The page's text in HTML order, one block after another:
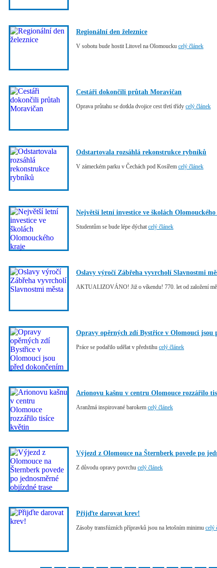
Regionální den železnice
V sobotu bude hostit Litovel na Olomoucku celý článek
Cestáři dokončili průtah Moravičan
Oprava průtahu se dotkla dvojice cest třetí třídy celý článek
Odstartovala rozsáhlá rekonstrukce rybníků
V zámeckém parku v Čechách pod Kosířem celý článek
Největší letní investice ve školách
Studentům se bude lépe dýchat celý článek
Oslavy výročí Zábřeha vyvrcholí Slavnostmi
AKTUALIZOVÁNO! Již o víkendu! 770. let od založení
Opravy opěrných zdí Bystřice v Olomouci jsou
Práce se podařilo udělat v předstihu celý článek
Arionovu kašnu v centru Olomouce rozzářilo
Aranžmá inspirované barokem celý článek
Výjezd z Olomouce na Šternberk povede po
Z důvodu opravy povrchu celý článek
Přijďte darovat krev!
Zásoby transfúzních přípravků jsou na letošním minimu celý